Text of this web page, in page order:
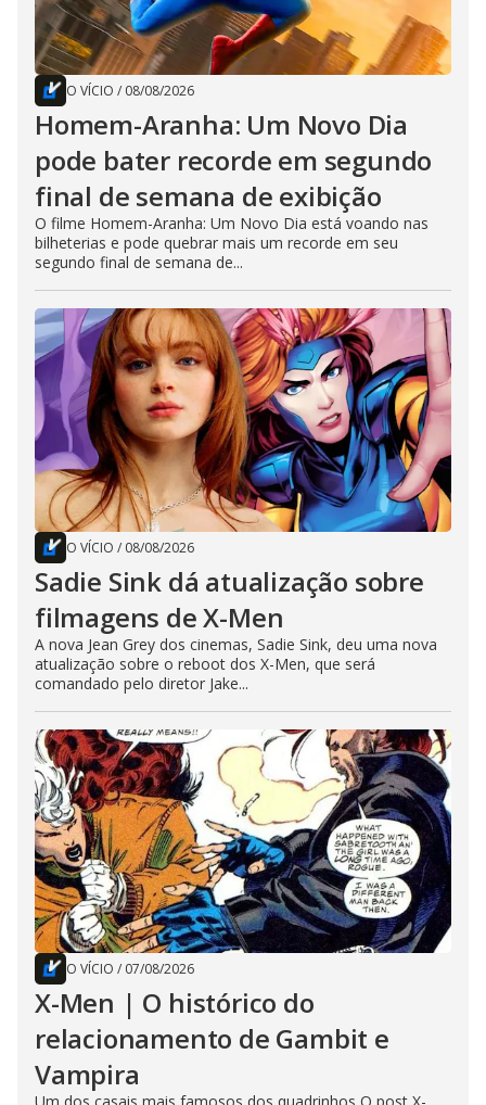
O VÍCIO / 08/08/2026
Homem-Aranha: Um Novo Dia
pode bater recorde em segundo
final de semana de exibição
O filme Homem-Aranha: Um Novo Dia está voando nas
bilheterias e pode quebrar mais um recorde em seu
segundo final de semana de...
O VÍCIO / 08/08/2026
Sadie Sink dá atualização sobre
filmagens de X-Men
A nova Jean Grey dos cinemas, Sadie Sink, deu uma nova
atualização sobre o reboot dos X-Men, que será
comandado pelo diretor Jake...
O VÍCIO / 07/08/2026
X-Men | O histórico do
relacionamento de Gambit e
Vampira